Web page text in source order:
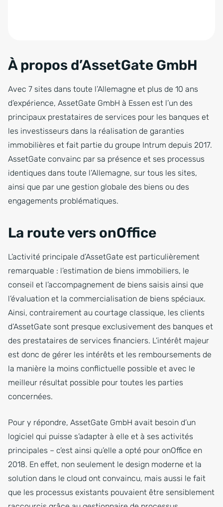
À propos d’AssetGate GmbH
Avec 7 sites dans toute l’Allemagne et plus de 10 ans
d’expérience, AssetGate GmbH à Essen est l’un des
principaux prestataires de services pour les banques et
les investisseurs dans la réalisation de garanties
immobilières et fait partie du groupe Intrum depuis 2017.
AssetGate convainc par sa présence et ses processus
identiques dans toute l’Allemagne, sur tous les sites,
ainsi que par une gestion globale des biens ou des
engagements problématiques.
La route vers onOffice
L’activité principale d’AssetGate est particulièrement
remarquable : l’estimation de biens immobiliers, le
conseil et l’accompagnement de biens saisis ainsi que
l’évaluation et la commercialisation de biens spéciaux.
Ainsi, contrairement au courtage classique, les clients
d’AssetGate sont presque exclusivement des banques et
des prestataires de services financiers. L’intérêt majeur
est donc de gérer les intérêts et les remboursements de
la manière la moins conflictuelle possible et avec le
meilleur résultat possible pour toutes les parties
concernées.
Pour y répondre, AssetGate GmbH avait besoin d’un
logiciel qui puisse s’adapter à elle et à ses activités
principales – c’est ainsi qu’elle a opté pour onOffice en
2018. En effet, non seulement le design moderne et la
solution dans le cloud ont convaincu, mais aussi le fait
que les processus existants pouvaient être sensiblement